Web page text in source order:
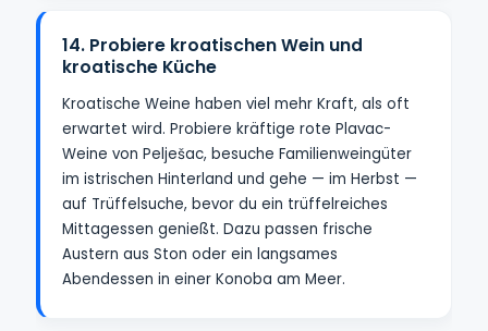
14. Probiere kroatischen Wein und
kroatische Küche
Kroatische Weine haben viel mehr Kraft, als oft
erwartet wird. Probiere kräftige rote Plavac-
Weine von Pelješac, besuche Familienweingüter
im istrischen Hinterland und gehe — im Herbst —
auf Trüffelsuche, bevor du ein trüffelreiches
Mittagessen genießt. Dazu passen frische
Austern aus Ston oder ein langsames
Abendessen in einer Konoba am Meer.